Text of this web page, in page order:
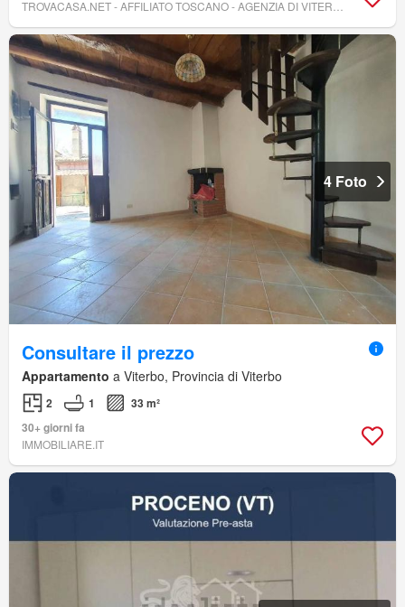
4 Foto
Consultare il prezzo
Appartamento a Viterbo, Provincia di Viterbo
2 1
33 m²
30+ giorni fa
IMMOBILIARE.IT